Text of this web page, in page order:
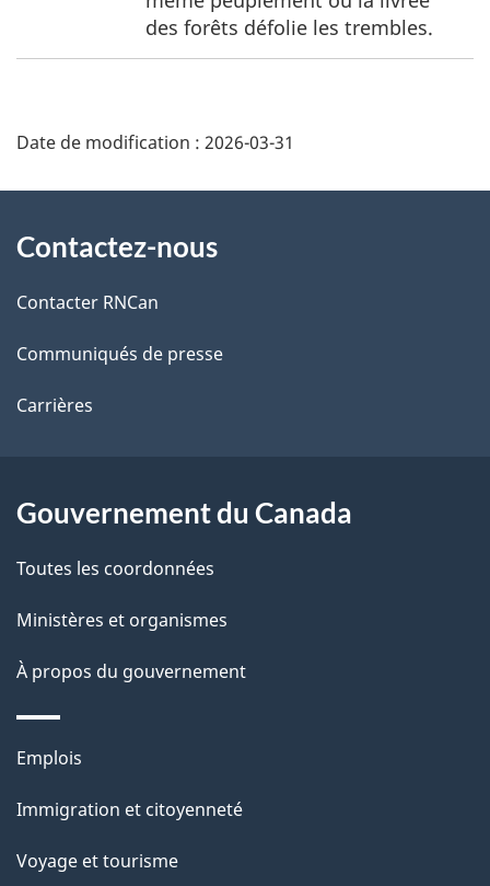
des forêts défolie les trembles.
é
a
i
l
s
e
a
p
a
g
e
Date de modification : 2026-03-31
propos
de
ce
site
Contactez-nous
Contacter RNCan
Communiqués de presse
Carrières
Gouvernement du Canada
Toutes les coordonnées
Ministères et organismes
À propos du gouvernement
Thèmes
sujets
Emplois
Immigration et citoyenneté
Voyage et tourisme